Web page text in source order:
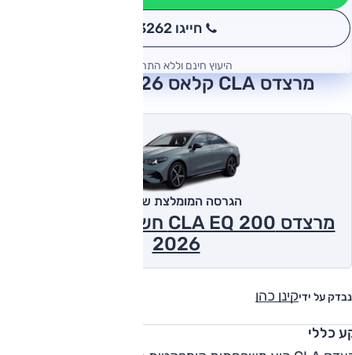
חייגו 3262
היעוץ חינם וללא התחייבות
מרצדס CLA קלאס 2026 חוות דעת
נבדק על ידיקינן כהן
הגרסה המומלצת של אוטו
2026
כללי